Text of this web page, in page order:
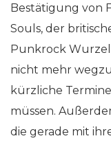
Bestätigung von
Souls, der
Punkrock
nicht mehr
kürzliche
müssen.
die gerade mit